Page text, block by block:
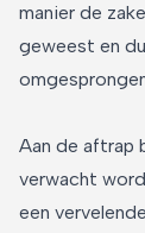
manier de
geweest en
Aan de aftrap
verwacht
een